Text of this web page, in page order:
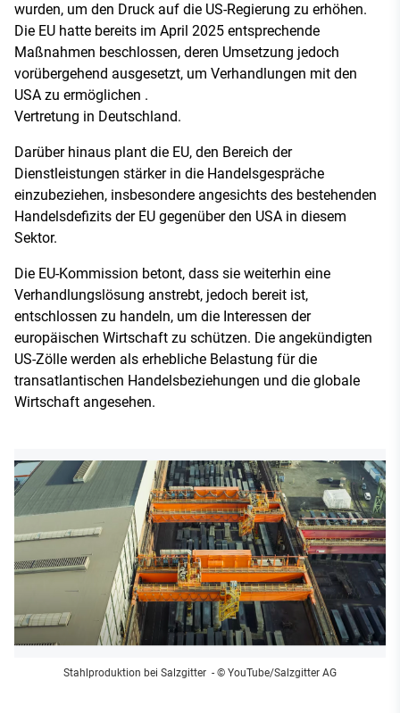
wurden, um den Druck auf die US-Regierung zu erhöhen.
Die EU hatte bereits im April 2025 entsprechende
Maßnahmen beschlossen, deren Umsetzung jedoch
vorübergehend ausgesetzt, um Verhandlungen mit den
USA zu ermöglichen .
Vertretung in Deutschland.
Darüber hinaus plant die EU, den Bereich der
Dienstleistungen stärker in die Handelsgespräche
einzubeziehen, insbesondere angesichts des bestehenden
Handelsdefizits der EU gegenüber den USA in diesem
Sektor.
Die EU-Kommission betont, dass sie weiterhin eine
Verhandlungslösung anstrebt, jedoch bereit ist,
entschlossen zu handeln, um die Interessen der
europäischen Wirtschaft zu schützen. Die angekündigten
US-Zölle werden als erhebliche Belastung für die
transatlantischen Handelsbeziehungen und die globale
Wirtschaft angesehen.
Stahlproduktion bei Salzgitter - © YouTube/Salzgitter AG